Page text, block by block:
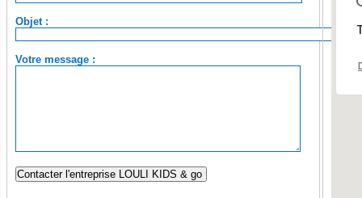
Objet :
Votre message :